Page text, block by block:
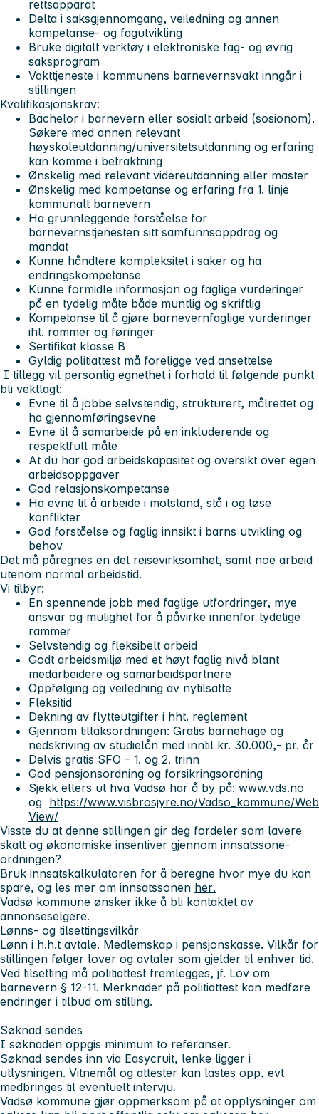
rettsapparat
Delta i saksgjennomgang, veiledning og annen
kompetanse- og fagutvikling
Bruke digitalt verktøy i elektroniske fag- og øvrig
saksprogram
Vakttjeneste i kommunens barnevernsvakt inngår i
stillingen
Kvalifikasjonskrav:
Bachelor i barnevern eller sosialt arbeid (sosionom).
Søkere med annen relevant
høyskoleutdanning/universitetsutdanning og erfaring
kan komme i betraktning
Ønskelig med relevant videreutdanning eller master
Ønskelig med kompetanse og erfaring fra 1. linje
kommunalt barnevern
Ha grunnleggende forståelse for
barnevernstjenesten sitt samfunnsoppdrag og
mandat
Kunne håndtere kompleksitet i saker og ha
endringskompetanse
Kunne formidle informasjon og faglige vurderinger
på en tydelig måte både muntlig og skriftlig
Kompetanse til å gjøre barnevernfaglige vurderinger
iht. rammer og føringer
Sertifikat klasse B
Gyldig politiattest må foreligge ved ansettelse
I tillegg vil personlig egnethet i forhold til følgende punkt
bli vektlagt:
Evne til å jobbe selvstendig, strukturert, målrettet og
ha gjennomføringsevne
Evne til å samarbeide på en inkluderende og
respektfull måte
At du har god arbeidskapasitet og oversikt over egen
arbeidsoppgaver
God relasjonskompetanse
Ha evne til å arbeide i motstand, stå i og løse
konflikter
God forståelse og faglig innsikt i barns utvikling og
behov
Det må påregnes en del reisevirksomhet, samt noe arbeid
utenom normal arbeidstid.
Vi tilbyr:
En spennende jobb med faglige utfordringer, mye
ansvar og mulighet for å påvirke innenfor tydelige
rammer
Selvstendig og fleksibelt arbeid
Godt arbeidsmiljø med et høyt faglig nivå blant
medarbeidere og samarbeidspartnere
Oppfølging og veiledning av nytilsatte
Fleksitid
Dekning av flytteutgifter i hht. reglement
Gjennom tiltaksordningen: Gratis barnehage og
nedskriving av studielån med inntil kr. 30.000,- pr. år
Delvis gratis SFO – 1. og 2. trinn
God pensjonsordning og forsikringsordning
Sjekk ellers ut hva Vadsø har å by på: www.vds.no
og https://www.visbrosjyre.no/Vadso_kommune/Web
View/
Visste du at denne stillingen gir deg fordeler som lavere
skatt og økonomiske insentiver gjennom innsatssone-
ordningen?
Bruk innsatskalkulatoren for å beregne hvor mye du kan
spare, og les mer om innsatssonen her.
Vadsø kommune ønsker ikke å bli kontaktet av
annonseselgere.
Lønns- og tilsettingsvilkår
Lønn i h.h.t avtale. Medlemskap i pensjonskasse. Vilkår for
stillingen følger lover og avtaler som gjelder til enhver tid.
Ved tilsetting må politiattest fremlegges, jf. Lov om
barnevern § 12-11. Merknader på politiattest kan medføre
endringer i tilbud om stilling.
Søknad sendes
I søknaden oppgis minimum to referanser.
Søknad sendes inn via Easycruit, lenke ligger i
utlysningen. Vitnemål og attester kan lastes opp, evt
medbringes til eventuelt intervju.
Vadsø kommune gjør oppmerksom på at opplysninger om